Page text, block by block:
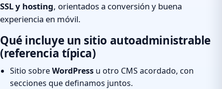
SSL y hosting, orientados a conversión y buena
experiencia en móvil.
Qué incluye un sitio autoadministrable
(referencia típica)
Sitio sobreWordPress u otro CMS acordado, con
secciones que definamos juntos.